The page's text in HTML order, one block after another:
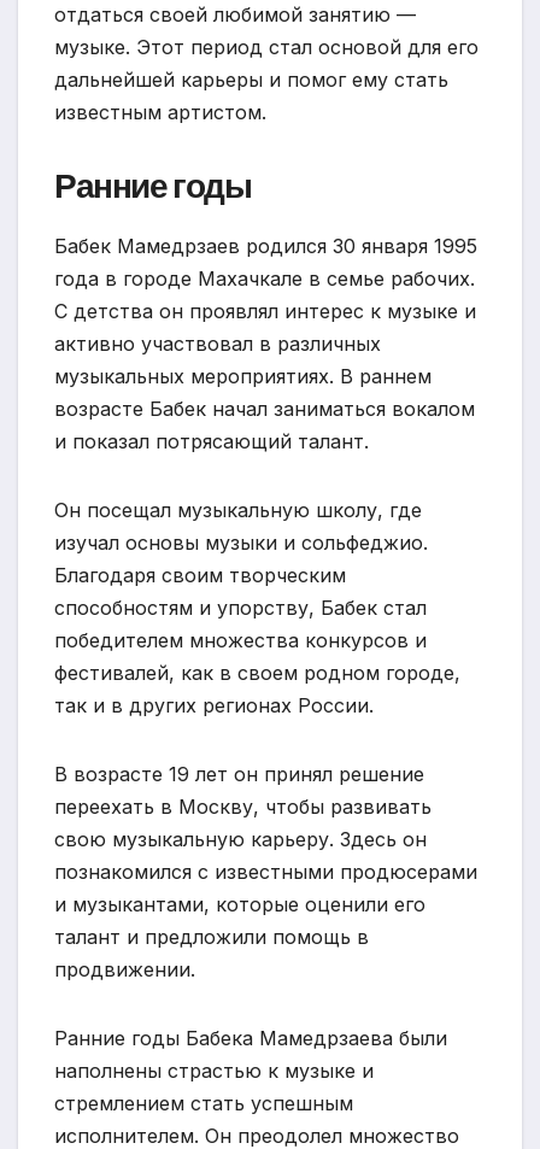
отдаться своей любимой занятию —
музыке. Этот период стал основой для его
дальнейшей карьеры и помог ему стать
известным артистом.
Ранние годы
Бабек Мамедрзаев родился 30 января 1995
года в городе Махачкале в семье рабочих.
С детства он проявлял интерес к музыке и
активно участвовал в различных
музыкальных мероприятиях. В раннем
возрасте Бабек начал заниматься вокалом
и показал потрясающий талант.
Он посещал музыкальную школу, где
изучал основы музыки и сольфеджио.
Благодаря своим творческим
способностям и упорству, Бабек стал
победителем множества конкурсов и
фестивалей, как в своем родном городе,
так и в других регионах России.
В возрасте 19 лет он принял решение
переехать в Москву, чтобы развивать
свою музыкальную карьеру. Здесь он
познакомился с известными продюсерами
и музыкантами, которые оценили его
талант и предложили помощь в
продвижении.
Ранние годы Бабека Мамедрзаева были
наполнены страстью к музыке и
стремлением стать успешным
исполнителем. Он преодолел множество